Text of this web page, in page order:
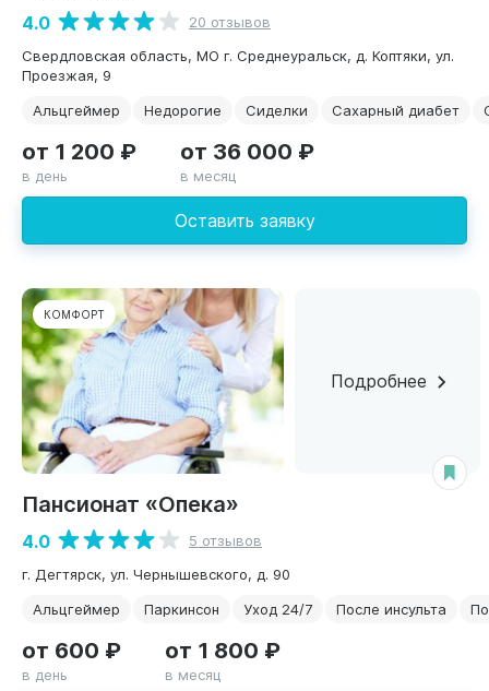
4.0
20 отзывов
Свердловская область, МО г. Среднеуральск, д. Коптяки, ул.
Проезжая, 9
Альцгеймер
Недорогие Сиделки Сахарный диабет
Оставить заявку
от 1 200 ₽
в день
от 36 000 ₽
в месяц
КОМФОРТ
Подробнее
Пансионат «Опека»
4.0
5 отзывов
г. Дегтярск, ул. Чернышевского, д. 90
Альцгеймер
Паркинсон Уход 24/7 После инсульта
от 600 ₽
в день
от 1 800 ₽
в месяц